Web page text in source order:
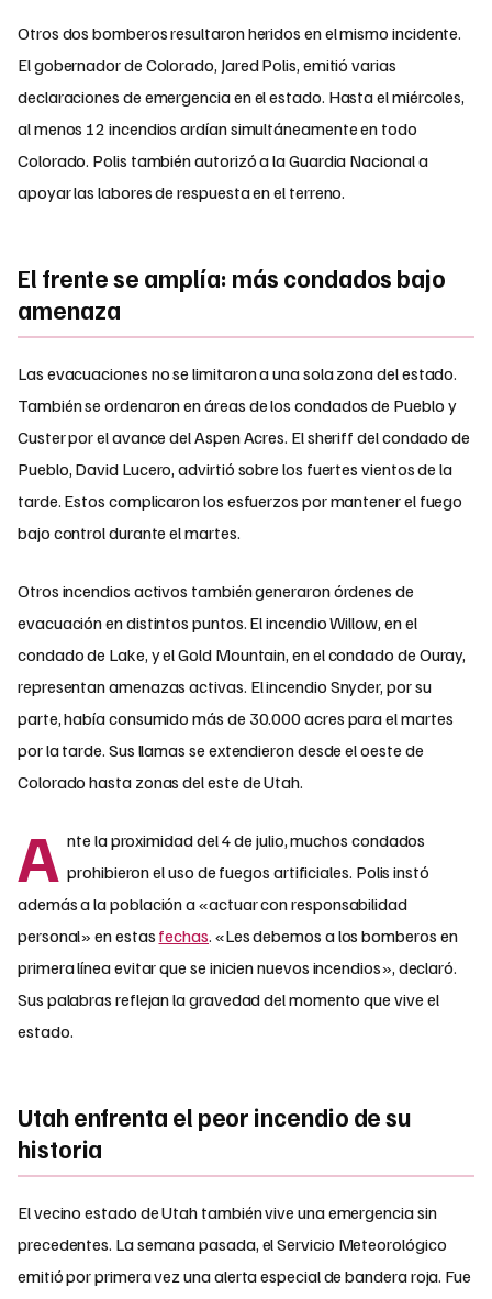
Otros dos bomberos resultaron heridos en el mismo incidente.
El gobernador de Colorado, Jared Polis, emitió varias
declaraciones de emergencia en el estado. Hasta el miércoles,
al menos 12 incendios ardían simultáneamente en todo
Colorado. Polis también autorizó a la Guardia Nacional a
apoyar las labores de respuesta en el terreno.
El frente se amplía: más condados bajo
amenaza
Las evacuaciones no se limitaron a una sola zona del estado.
También se ordenaron en áreas de los condados de Pueblo y
Custer por el avance del Aspen Acres. El sheriff del condado de
Pueblo, David Lucero, advirtió sobre los fuertes vientos de la
tarde. Estos complicaron los esfuerzos por mantener el fuego
bajo control durante el martes.
Otros incendios activos también generaron órdenes de
evacuación en distintos puntos. El incendio Willow, en el
condado de Lake, y el Gold Mountain, en el condado de Ouray,
representan amenazas activas. El incendio Snyder, por su
parte, había consumido más de 30.000 acres para el martes
por la tarde. Sus llamas se extendieron desde el oeste de
Colorado hasta zonas del este de Utah.
A nte la proximidad del 4 de julio, muchos condados
prohibieron el uso de fuegos artificiales. Polis instó
además a la población a «actuar con responsabilidad
personal» en estas fechas. «Les debemos a los bomberos en
primera línea evitar que se inicien nuevos incendios», declaró.
Sus palabras reflejan la gravedad del momento que vive el
estado.
Utah enfrenta el peor incendio de su
historia
El vecino estado de Utah también vive una emergencia sin
precedentes. La semana pasada, el Servicio Meteorológico
emitió por primera vez una alerta especial de bandera roja. Fue